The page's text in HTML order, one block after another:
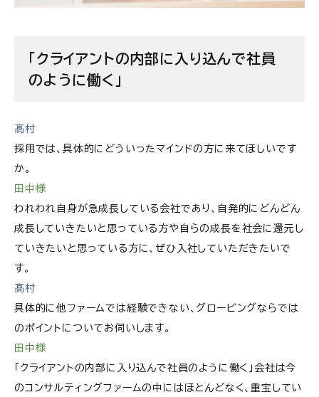
「クライアントの内部に入り込んで社員
のように働く」
髙村
採用では、具体的にどういったマインドの方に来てほしいです
か。
田中様
われわれ自身が急成長している会社であり、自発的にどんどん
成長していきたいと思っている方や自らの成長を社会に還元し
ていきたいと思っている方に、ぜひ入社していただきたいで
す。
髙村
具体的に他ファームでは経験できない、グロービングならでは
のポイントについてお伺いします。
田中様
「クライアントの内部に入り込んで社員のように働く」会社は今
のコンサルティングファームの中にはほとんどなく、重宝してい